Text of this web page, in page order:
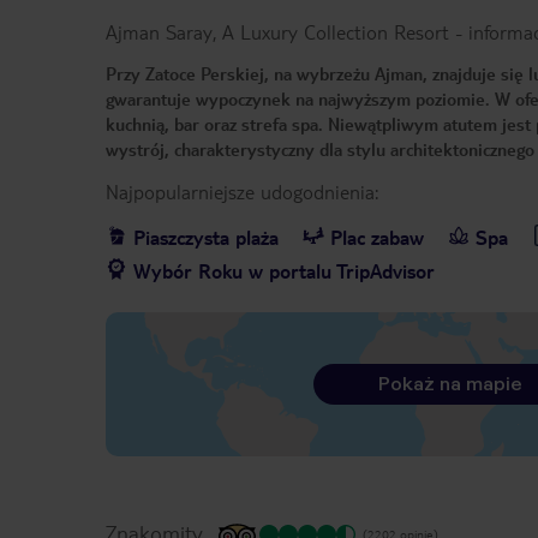
Ajman Saray, A Luxury Collection Resort -
Przy Zatoce Perskiej, na wybrzeżu Ajman, znajduje się
gwarantuje wypoczynek na najwyższym poziomie. W
kuchnią, bar oraz strefa spa. Niewątpliwym atutem
wystrój, charakterystyczny dla stylu architektonicznego
Najpopularniejsze udogodnienia:
Piaszczysta plaża
Plac zabaw Spa
Wybór Roku w portalu TripAdvisor
Pokaż na mapie
(2202 opinie)